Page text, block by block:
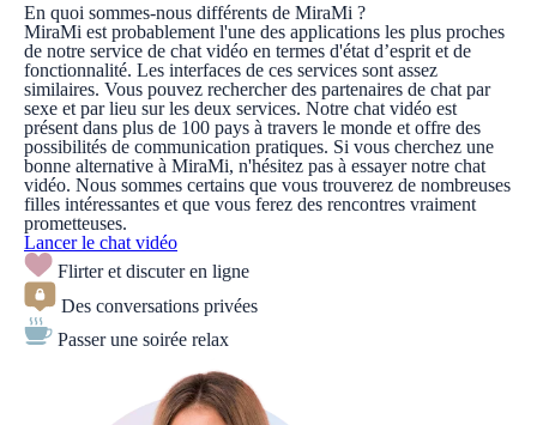
En quoi sommes-nous différents de MiraMi ?
MiraMi est probablement l'une des applications les plus proches
de notre service de chat vidéo en termes d'état d’esprit et de
fonctionnalité. Les interfaces de ces services sont assez
similaires. Vous pouvez rechercher des partenaires de chat par
sexe et par lieu sur les deux services. Notre chat vidéo est
présent dans plus de 100 pays à travers le monde et offre des
possibilités de communication pratiques. Si vous cherchez une
bonne alternative à MiraMi, n'hésitez pas à essayer notre chat
vidéo. Nous sommes certains que vous trouverez de nombreuses
filles intéressantes et que vous ferez des rencontres vraiment
prometteuses.
Lancer le chat vidéo
Flirter et discuter en ligne
Des conversations privées
Passer une soirée relax